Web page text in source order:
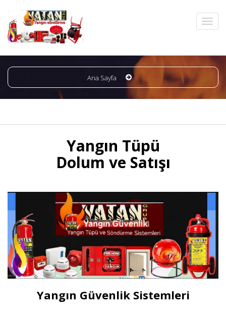
Ana Sayfa
Yangın Tüpü
Dolum ve Satışı
Yangın Güvenlik Sistemleri